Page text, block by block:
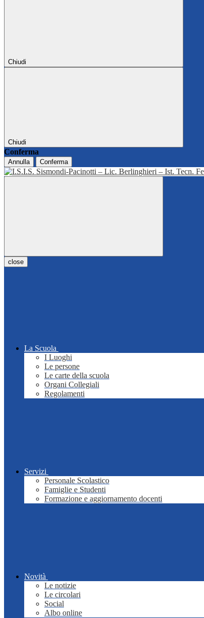
Chiudi
Chiudi
Conferma
Annulla Conferma
close
La Scuola
I Luoghi
Le persone
Le carte della scuola
Organi Collegiali
Regolamenti
Servizi
Personale Scolastico
Famiglie e Studenti
Formazione e aggiornamento docenti
Novità
Le notizie
Le circolari
Social
Albo online